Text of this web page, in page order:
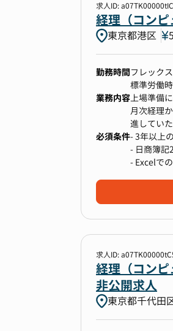
【本ポジ
・事業成
域全般を
・経営層
「ビジネ
・迅速な
求人ID:
経理（コン
東京都港区
勤務時間フレック
標準労働
業務内容上場準備
月次経理
進していた
■ お任せ
ご入社後
方）から
▼ 月次経
- 会計ソフ
- 売掛金・
- 預金管理
- 月次レポ
必須条件- 3年以上
- 日商簿記
- Excelで
求人ID:
経理（コン
非公開求人
東京都千代田